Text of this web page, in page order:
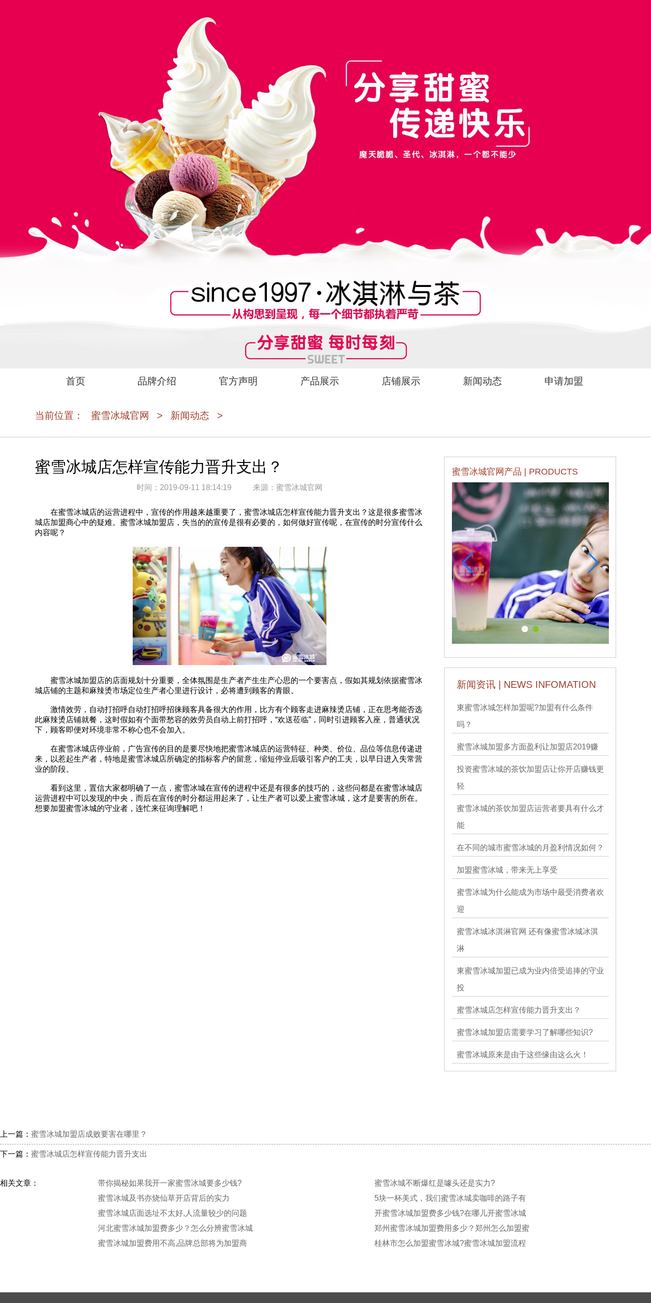
首页 品牌介绍 官方声明 产品展示 店铺展示 新闻动态 申请加盟
当前位置： 蜜雪冰城官网 > 新闻动态 >
蜜雪冰城官网产品 | PRODUCTS
新闻资讯 | NEWS INFOMATION
東蜜雪冰城怎样加盟呢?加盟有什么条件
吗？
蜜雪冰城加盟多方面盈利让加盟店2019赚
投资蜜雪冰城的茶饮加盟店让你开店赚钱更
轻
蜜雪冰城的茶饮加盟店运营者要具有什么才
能
在不同的城市蜜雪冰城的月盈利情况如何？
加盟蜜雪冰城，带来无上享受
蜜雪冰城为什么能成为市场中最受消费者欢
迎
蜜雪冰城冰淇淋官网 还有像蜜雪冰城冰淇
淋
東蜜雪冰城加盟已成为业内倍受追捧的守业
投
蜜雪冰城店怎样宣传能力晋升支出？
蜜雪冰城加盟店需要学习了解哪些知识?
蜜雪冰城原来是由于这些缘由这么火！
蜜雪冰城店怎样宣传能力晋升支出？
时间： 2019-09-11 18:14:19 来源： 蜜雪冰城官网
在蜜雪冰城店的运营进程中，宣传的作用越来越重要了，蜜雪冰城店怎样宣传能力晋升支出？这是很多蜜雪冰
城店加盟商心中的疑难。蜜雪冰城加盟店，失当的的宣传是很有必要的，如何做好宣传呢，在宣传的时分宣传什么
内容呢？
蜜雪冰城加盟店的店面规划十分重要，全体氛围是生产者产生生产心思的一个要害点，假如其规划依据蜜雪冰
城店铺的主题和麻辣烫市场定位生产者心里进行设计，必将遭到顾客的青眼。
激情效劳，自动打招呼自动打招呼招徕顾客具备很大的作用，比方有个顾客走进麻辣烫店铺，正在思考能否选
此麻辣烫店铺就餐，这时假如有个面带愁容的效劳员自动上前打招呼，“欢送莅临”，同时引进顾客入座，普通状况
下，顾客即便对环境非常不称心也不会加入。
在蜜雪冰城店停业前，广告宣传的目的是要尽快地把蜜雪冰城店的运营特征、种类、价位、品位等信息传递进
来，以惹起生产者，特地是蜜雪冰城店所确定的指标客户的留意，缩短停业后吸引客户的工夫，以早日进入失常营
业的阶段。
看到这里，置信大家都明确了一点，蜜雪冰城在宣传的进程中还是有很多的技巧的，这些问都是在蜜雪冰城店
运营进程中可以发现的中央，而后在宣传的时分都运用起来了，让生产者可以爱上蜜雪冰城，这才是要害的所在。
想要加盟蜜雪冰城的守业者，连忙来征询理解吧！
上一篇： 蜜雪冰城加盟店成败要害在哪里？
下一篇： 蜜雪冰城店怎样宣传能力晋升支出
相关文章： 带你揭秘如果我开一家蜜雪冰城要多少钱?
蜜雪冰城不断爆红是噱头还是实力?
蜜雪冰城及书亦烧仙草开店背后的实力
5块一杯美式，我们蜜雪冰城卖咖啡的路子有
蜜雪冰城店面选址不太好,人流量较少的问题
开蜜雪冰城加盟费多少钱?在哪儿开蜜雪冰城
河北蜜雪冰城加盟费多少？怎么分辨蜜雪冰城
郑州蜜雪冰城加盟费用多少？郑州怎么加盟蜜
蜜雪冰城加盟费用不高,品牌总部将为加盟商
桂林市怎么加盟蜜雪冰城?蜜雪冰城加盟流程